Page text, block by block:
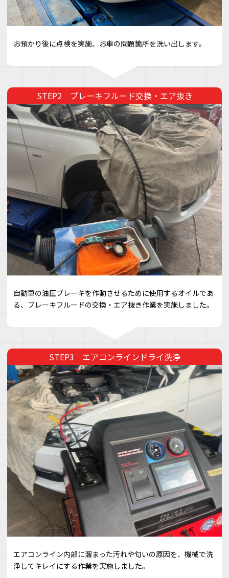
お預かり後に点検を実施、お車の問題箇所を洗い出します。
ブレーキフルード交換・エア抜き
自動車の油圧ブレーキを作動させるために使用するオイルであ
る、ブレーキフルードの交換・エア抜き作業を実施しました。
エアコンラインドライ洗浄
エアコンライン内部に溜まった汚れや匂いの原因を、機械で洗
浄してキレイにする作業を実施しました。